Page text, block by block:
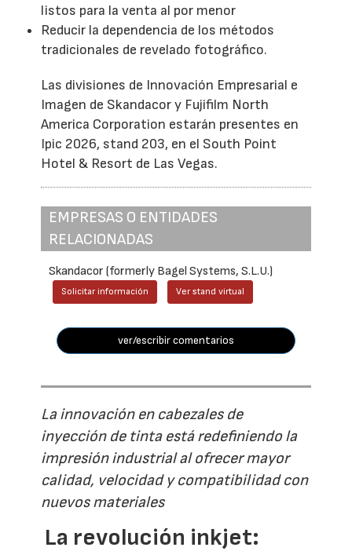
listos para la venta al por menor
Reducir la dependencia de los métodos
tradicionales de revelado fotográfico.
Las divisiones de Innovación Empresarial e
Imagen de Skandacor y Fujifilm North
America Corporation estarán presentes en
Ipic 2026, stand 203, en el South Point
Hotel & Resort de Las Vegas.
EMPRESAS O ENTIDADES
RELACIONADAS
Skandacor (formerly Bagel Systems, S.L.U.)
Solicitar información Ver stand virtual
ver/escribir comentarios
La innovación en cabezales de
inyección de tinta está redefiniendo la
impresión industrial al ofrecer mayor
calidad, velocidad y compatibilidad con
nuevos materiales
La revolución inkjet: